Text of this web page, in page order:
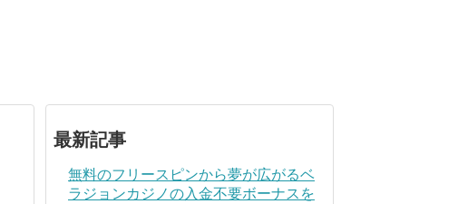
最新記事
無料のフリースピンから夢が広がるベ
ラジョンカジノの入金不要ボーナスを